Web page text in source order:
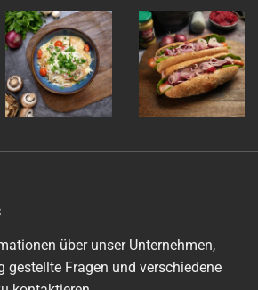
über unser Unternehmen,
Fragen und verschiedene